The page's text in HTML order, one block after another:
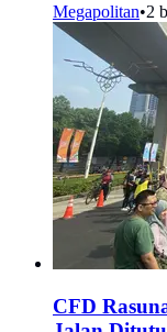
Megapolitan•2
CFD